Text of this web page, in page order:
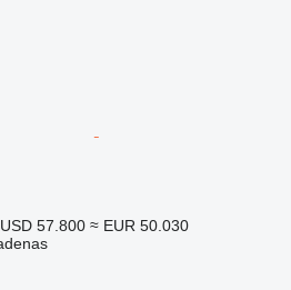
USD 57.800 ≈ EUR 50.030